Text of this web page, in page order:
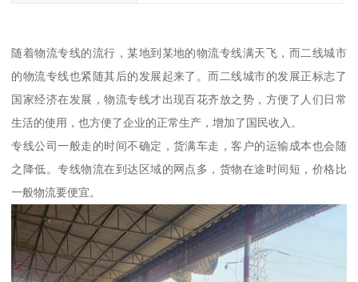
随着物流专线的流行，某地到某地的物流专线满天飞，而二线城市
的物流专线也紧随其后的发展起来了。而二线城市的发展正标志了
国家经济在发展，物流专线才出现百花齐放之势，方便了人们日常
生活的使用，也方便了企业的正常生产，增加了国民收入。
专线公司一般走的时间不确定，货满车走，客户的运输成本也会随
之降低。专线物流在到达区域的网点多，货物在途时间短，价格比
一般物流要便宜。